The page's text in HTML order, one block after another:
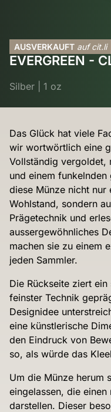
AUSVERKAUFT auf cit.li
EVERGREEN -
Silber 1 oz
Das Glück hat viele
wir wortwörtlich eine
Vollständig vergoldet,
und einem
diese Münze nicht nur
Wohlstand, sondern
Prägetechnik und
aussergewöhnliches
machen sie zu einem
jeden Sammler.
Die Rückseite ziert
feinster Technik
Designidee
eine künstlerische
den Eindruck von
so, als würde das
Um die Münze herum
eingelassen, die
darstellen. Dieser